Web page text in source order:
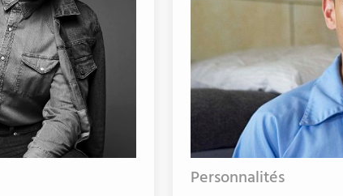
Personnalités